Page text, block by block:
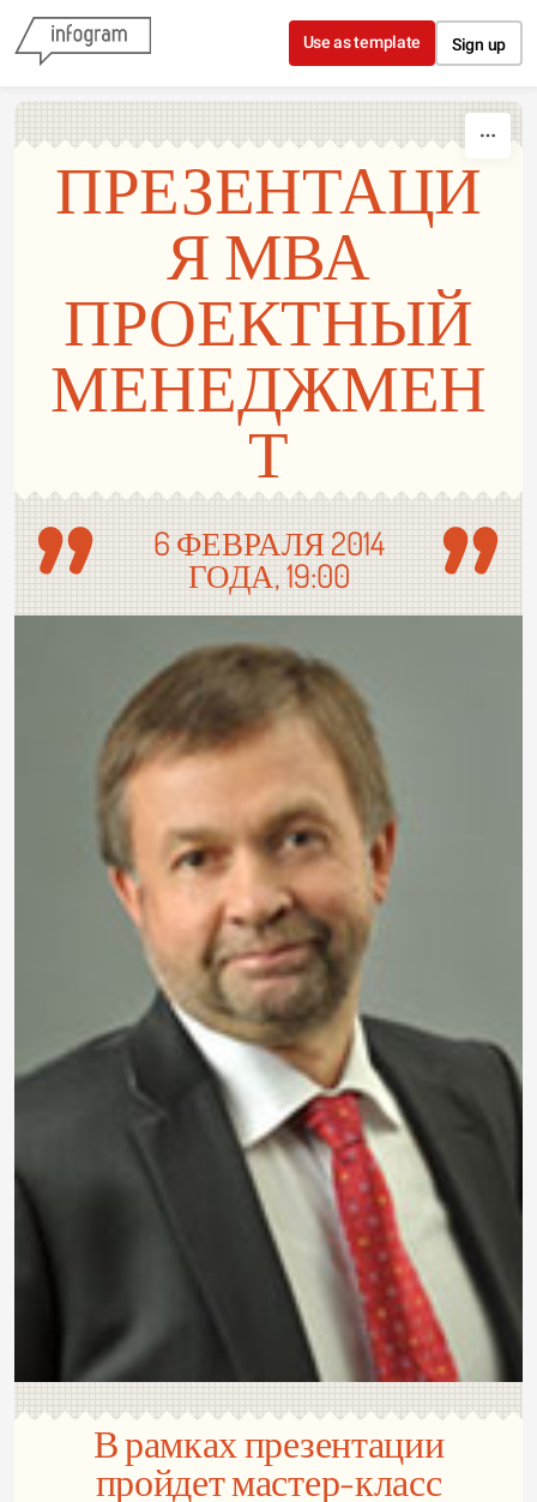
Skip to content
Use as template Sign up
ПРЕЗЕНТАЦИ
Я МВА
ПРОЕКТНЫЙ
МЕНЕДЖМЕН
Т
6 ФЕВРАЛЯ 2014
ГОДА, 19:00
В рамках презентации
пройдет мастер-класс